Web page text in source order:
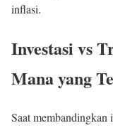
inflasi.
Investasi vs
Mana yang
Saat membandingkan